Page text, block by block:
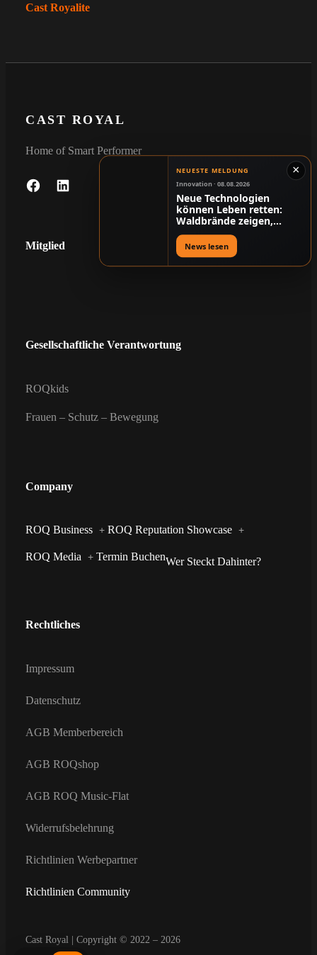
Cast Royalite
CAST ROYAL
Home of Smart Performer
F
E
L
K
Mitglied
Gesellschaftliche Verantwortung
ROQkids
Frauen – Schutz – Bewegung
Company
ROQ Business ROQ Reputation Showcase
ROQ Media Termin BuchenWer Steckt Dahinter?
Rechtliches
Impressum
Datenschutz
AGB Memberbereich
AGB ROQshop
AGB ROQ Music-Flat
Widerrufsbelehrung
Richtlinien Werbepartner
Richtlinien Community
Cast Royal | Copyright © 2022 – 2026
×
NEUESTE MELDUNG
Innovation · 08.08.2026
Neue Technologien
können Leben retten:
Waldbrände zeigen,
warum Digitalisierung
mehr als Komfort ist
News lesen